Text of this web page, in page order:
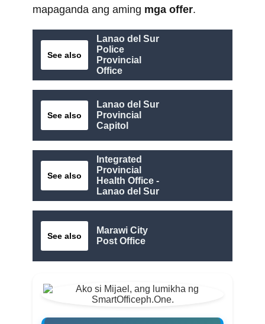
mapaganda ang aming mga offer.
See also
Lanao del Sur
Police
Provincial
Office
See also
Lanao del Sur
Provincial
Capitol
See also
Integrated
Provincial
Health Office -
Lanao del Sur
See also
Marawi City
Post Office